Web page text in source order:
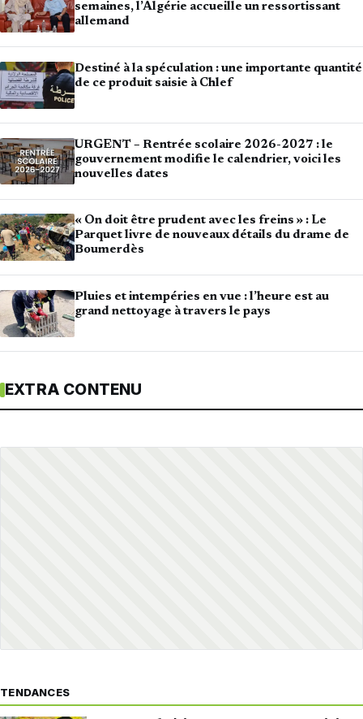
semaines, l’Algérie accueille un ressortissant
allemand
Destiné à la spéculation : une importante quantité
de ce produit saisie à Chlef
URGENT – Rentrée scolaire 2026-2027 : le
gouvernement modifie le calendrier, voici les
nouvelles dates
« On doit être prudent avec les freins » : Le
Parquet livre de nouveaux détails du drame de
Boumerdès
Pluies et intempéries en vue : l’heure est au
grand nettoyage à travers le pays
EXTRA CONTENU
TENDANCES